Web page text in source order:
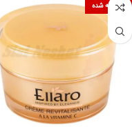
فروخته شده